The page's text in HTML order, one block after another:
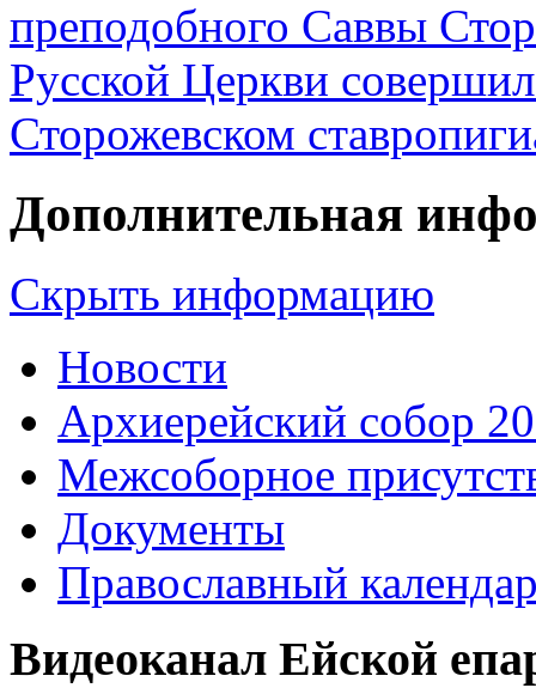
преподобного Саввы
Русской Церкви
Сторожевском
Дополнительная
Скрыть информацию
Новости
Архиерейский собор
Межсоборное
Документы
Православный
Видеоканал Ейской